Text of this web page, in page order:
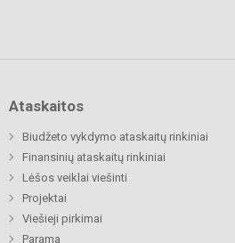
Ataskaitos
Biudžeto vykdymo ataskaitų rinkiniai
Finansinių ataskaitų rinkiniai
Lėšos veiklai viešinti
Projektai
Viešieji pirkimai
Parama